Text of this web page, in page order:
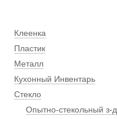
Клеенка
Пластик
Металл
Кухонный Инвентарь
Стекло
Опытно-стекольный з-д